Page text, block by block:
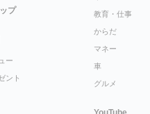
プ
ー
ント
教育・仕事
からだ
マネー
車
グルメ